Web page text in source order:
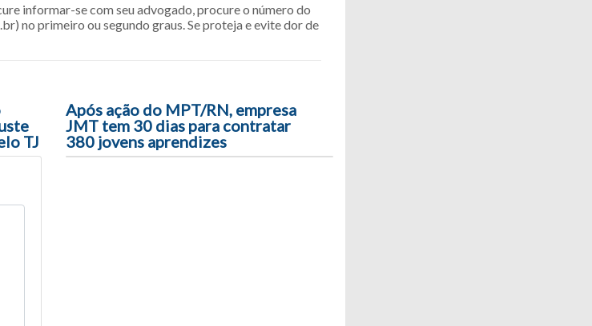
informar-se com seu advogado, procure o número do
no primeiro ou segundo graus. Se proteja e evite dor de
TJ
Após ação do MPT/RN, empresa
JMT tem 30 dias para contratar
380 jovens aprendizes